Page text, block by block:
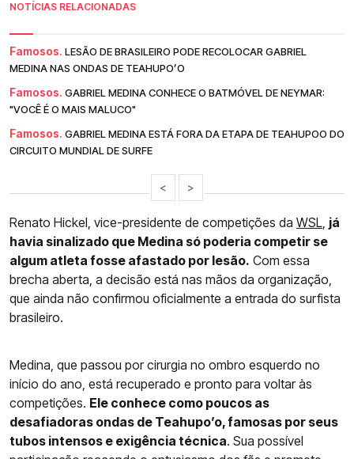
NOTÍCIAS RELACIONADAS
Famosos. LESÃO DE BRASILEIRO PODE RECOLOCAR GABRIEL
MEDINA NAS ONDAS DE TEAHUPO’O
Famosos. GABRIEL MEDINA CONHECE O BATMÓVEL DE NEYMAR:
"VOCÊ É O MAIS MALUCO"
Famosos. GABRIEL MEDINA ESTÁ FORA DA ETAPA DE TEAHUPOO DO
CIRCUITO MUNDIAL DE SURFE
< >
Renato Hickel, vice-presidente de competições da WSL, já
havia sinalizado que Medina só poderia competir se
algum atleta fosse afastado por lesão. Com essa
brecha aberta, a decisão está nas mãos da organização,
que ainda não confirmou oficialmente a entrada do surfista
brasileiro.
Medina, que passou por cirurgia no ombro esquerdo no
início do ano, está recuperado e pronto para voltar às
competições. Ele conhece como poucos as
desafiadoras ondas de Teahupo’o, famosas por seus
tubos intensos e exigência técnica. Sua possível